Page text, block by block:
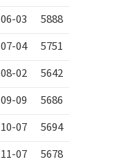
06-03 5888
07-04 5751
08-02 5642
09-09 5686
10-07 5694
11-07 5678